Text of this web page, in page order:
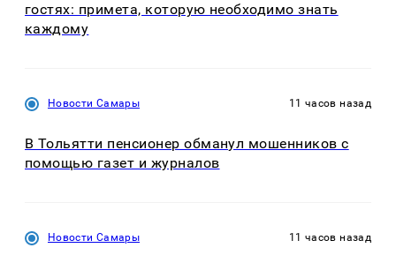
гостях: примета, которую необходимо знать
каждому
Новости Самары 11 часов назад
В Тольятти пенсионер обманул мошенников с
помощью газет и журналов
Новости Самары 11 часов назад